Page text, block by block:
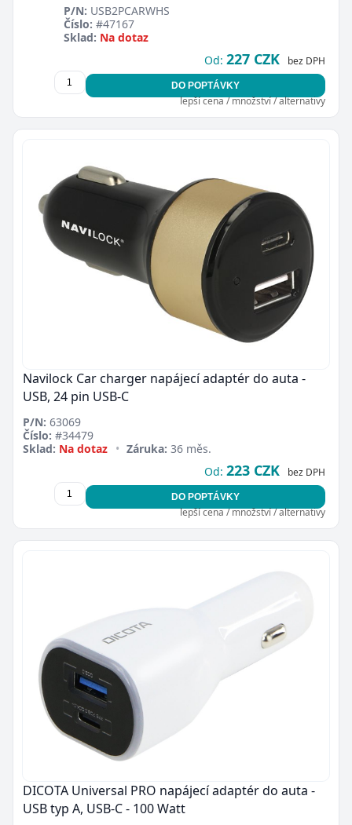
P/N: USB2PCARWHS
Číslo: #47167
Sklad: Na dotaz
Od: 227 CZK bez DPH
DO POPTÁVKY
lepší cena / množství / alternativy
Navilock Car charger napájecí adaptér do auta -
USB, 24 pin USB-C
P/N: 63069
Číslo: #34479
Sklad: Na dotaz • Záruka: 36 měs.
Od: 223 CZK bez DPH
DO POPTÁVKY
lepší cena / množství / alternativy
DICOTA Universal PRO napájecí adaptér do auta -
USB typ A, USB-C - 100 Watt